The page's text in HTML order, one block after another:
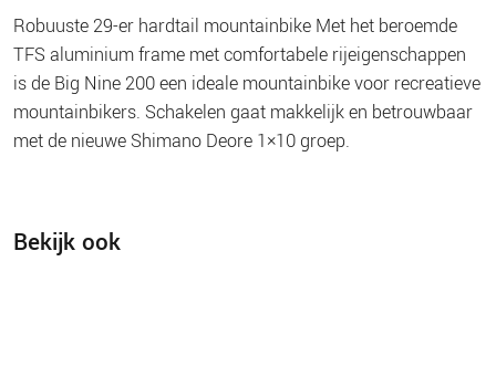
Robuuste 29-er hardtail mountainbike Met het beroemde
TFS aluminium frame met comfortabele rijeigenschappen
is de Big Nine 200 een ideale mountainbike voor recreatieve
mountainbikers. Schakelen gaat makkelijk en betrouwbaar
met de nieuwe Shimano Deore 1×10 groep.
Bekijk ook